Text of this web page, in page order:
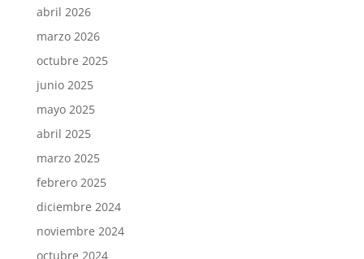
abril 2026
marzo 2026
octubre 2025
junio 2025
mayo 2025
abril 2025
marzo 2025
febrero 2025
diciembre 2024
noviembre 2024
octubre 2024